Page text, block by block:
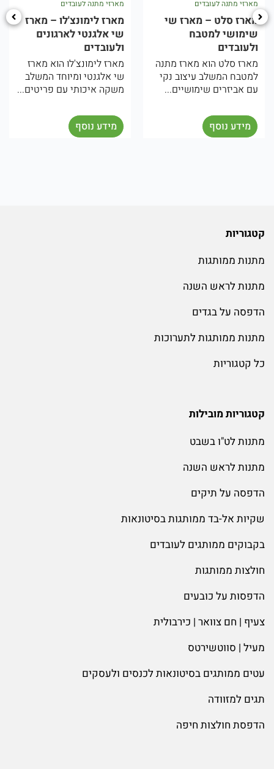
מתנה לעובדים
סלט – מארז שי
למטבח
סלט הוא מארז מתנה
המשלב עיצוב נקי
אביזרים שימושיים...
מידע נוסף
מארזי מתנה לעובדים
מארז לימונצ'לו – מארז
שי אלגנטי לארגונים
ולעובדים
מארז לימונצ'לו הוא מארז
שי אלגנטי ומיוחד המשלב
משקה איכותי עם פריטים...
מידע נוסף
קטגוריות
מתנות ממותגות
מתנות לראש השנה
הדפסה על בגדים
מתנות ממותגות לתערוכות
כל קטגוריות
קטגוריות מובילות
מתנות לט"ו בשבט
מתנות לראש השנה
הדפסה על תיקים
שקיות אל-בד ממותגות בסיטונאות
בקבוקים ממותגים לעובדים
חולצות ממותגות
הדפסות על כובעים
צעיף | חם צוואר | כירבולית
מעיל | סווטשירטס
עטים ממותגים בסיטונאות לכנסים ולעסקים
תגים למזוודה
הדפסת חולצות חיפה